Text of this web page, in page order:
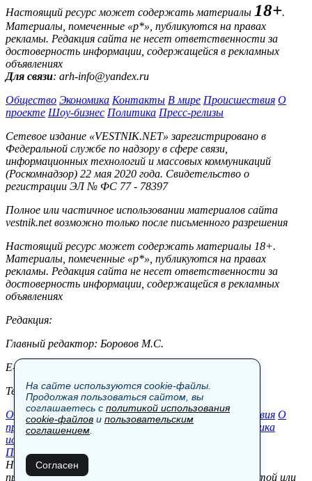
Настоящий ресурс может содержать материалы 18+.
Материалы, помеченные «р*», публикуются на правах
рекламы. Редакция сайта не несет ответственности за
достоверность информации, содержащейся в рекламных
объявлениях
Для связи: arh-info@yandex.ru
Общество Экономика Контакты В мире Происшествия О
проекте Шоу-бизнес Политика Пресс-релизы
Сетевое издание «VESTNIK.NET» зарегистрировано в
Федеральной службе по надзору в сфере связи,
информационных технологий и массовых коммуникаций
(Роскомнадзор) 22 мая 2020 года. Свидетельство о
регистрации ЭЛ № ФС 77 - 78397
Полное или частичное использовании материалов сайта
vestnik.net возможно только после письменного разрешения
Настоящий ресурс может содержать материалы 18+.
Материалы, помеченные «р*», публикуются на правах
рекламы. Редакция сайта не несет ответственности за
достоверность информации, содержащейся в рекламных
объявлениях
Редакция:
Главный редактор: Боровов М.С.
E-mail: site@vestnik.net, reb.msk@yandex.ru
Тел.: +7 (921) 720-00-97
Общество Экономика Контакты В мире Происшествия О
проекте Шоу-бизнес Политика Пресс-релизы
Политика
использования cookie-файлов
Пользовательское соглашение
Новости, аналитика, прогнозы и другие материалы,
представленные на данном сайте, не являются офертой или
На сайте используются cookie-файлы.
Продолжая пользоваться сайтом, вы
соглашаетесь с политикой использования
cookie-файлов и пользовательским
соглашением
Согласен